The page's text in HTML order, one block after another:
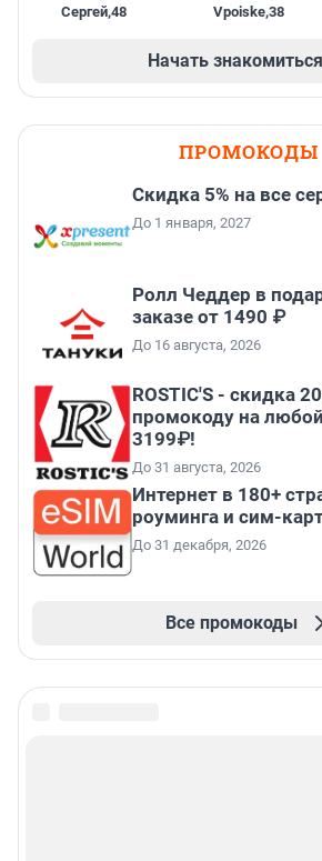
Сергей,48 Vpoiske,38
Начать знакомиться
ПРОМОКОДЫ
Скидка 5% на все
До 1 января, 2027
Ролл Чеддер в
заказе от 1490 ₽
До 16 августа, 2026
ROSTIC'S - скидка
промокоду на
3199₽!
До 31 августа, 2026
Интернет в 180+
роуминга и сим-
До 31 декабря, 2026
Все промокоды